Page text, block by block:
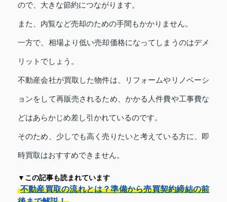
ので、大きな節約につながります。
また、内覧など売却のための手間もかかりません。
一方で、相場より低い売却価格になってしまうのはデメ
リットでしょう。
不動産会社が買取した物件は、リフォームやリノベーシ
ョンをして再販売されるため、かかる人件費や工事費な
どはあらかじめ差し引かれているのです。
そのため、少しでも高く売りたいと考えている方に、即
時買取はおすすめできません。
▼この記事も読まれています
不動産買取の流れとは？準備から売買契約締結の前